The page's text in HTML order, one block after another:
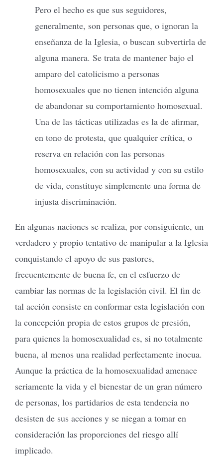
Pero el hecho es que sus seguidores,
generalmente, son personas que, o ignoran la
enseñanza de la Iglesia, o buscan subvertirla de
alguna manera. Se trata de mantener bajo el
amparo del catolicismo a personas
homosexuales que no tienen intención alguna
de abandonar su comportamiento homosexual.
Una de las tácticas utilizadas es la de afirmar,
en tono de protesta, que qualquier crítica, o
reserva en relación con las personas
homosexuales, con su actividad y con su estilo
de vida, constituye simplemente una forma de
injusta discriminación.
En algunas naciones se realiza, por consiguiente, un
verdadero y propio tentativo de manipular a la Iglesia
conquistando el apoyo de sus pastores,
frecuentemente de buena fe, en el esfuerzo de
cambiar las normas de la legislación civil. El fin de
tal acción consiste en conformar esta legislación con
la concepción propia de estos grupos de presión,
para quienes la homosexualidad es, si no totalmente
buena, al menos una realidad perfectamente inocua.
Aunque la práctica de la homosexualidad amenace
seriamente la vida y el bienestar de un gran número
de personas, los partidarios de esta tendencia no
desisten de sus acciones y se niegan a tomar en
consideración las proporciones del riesgo allí
implicado.